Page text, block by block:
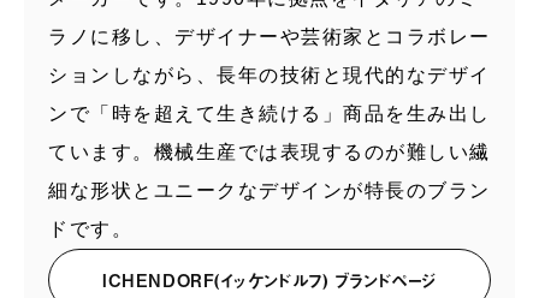
ラノに移し、デザイナーや芸術家とコラボレー
ションしながら、長年の技術と現代的なデザイ
ンで「時を超えて生き続ける」商品を生み出し
ています。機械生産では表現するのが難しい繊
細な形状とユニークなデザインが特長のブラン
ドです。
ICHENDORF(イッケンドルフ) ブランドページ